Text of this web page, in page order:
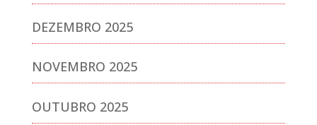
DEZEMBRO 2025
NOVEMBRO 2025
OUTUBRO 2025